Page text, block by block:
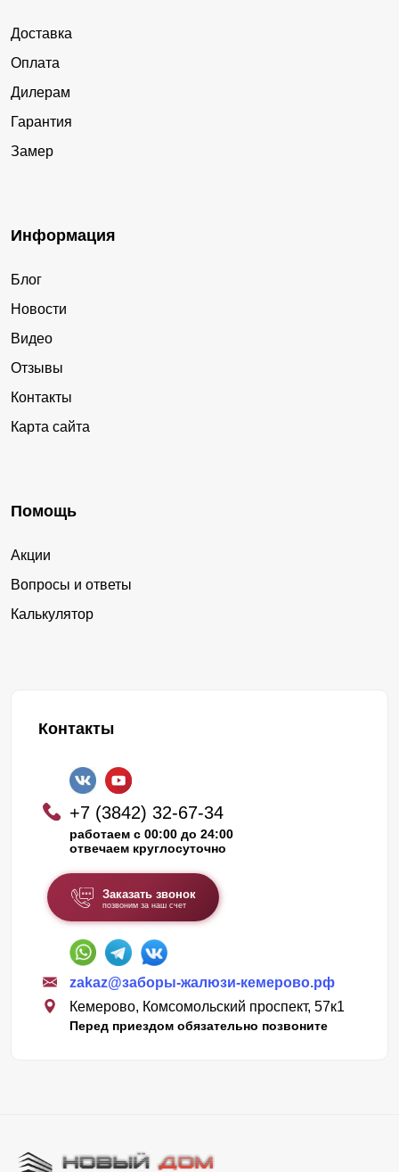
Доставка
Оплата
Дилерам
Гарантия
Замер
Информация
Блог
Новости
Видео
Отзывы
Контакты
Карта сайта
Помощь
Акции
Вопросы и ответы
Калькулятор
Контакты
+7 (3842) 32-67-34
работаем с 00:00 до 24:00
отвечаем круглосуточно
Заказать звонок
позвоним за наш счет
zakaz@заборы-жалюзи-кемерово.рф
Кемерово, Комсомольский проспект, 57к1
Перед приездом обязательно позвоните